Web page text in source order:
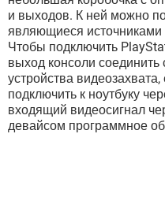
и выходов. К ней можно
являющиеся источниками
Чтобы подключить
выход консоли
устройства видеозахвата,
подключить к ноутбуку
входящий видеосигнал
девайсом программное